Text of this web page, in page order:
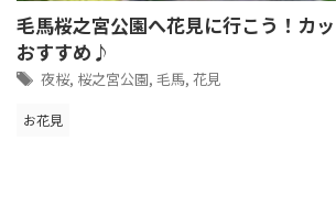
毛馬桜之宮公園へ花見に行こう！カ
おすすめ♪
夜桜, 桜之宮公園, 毛馬, 花見
お花見